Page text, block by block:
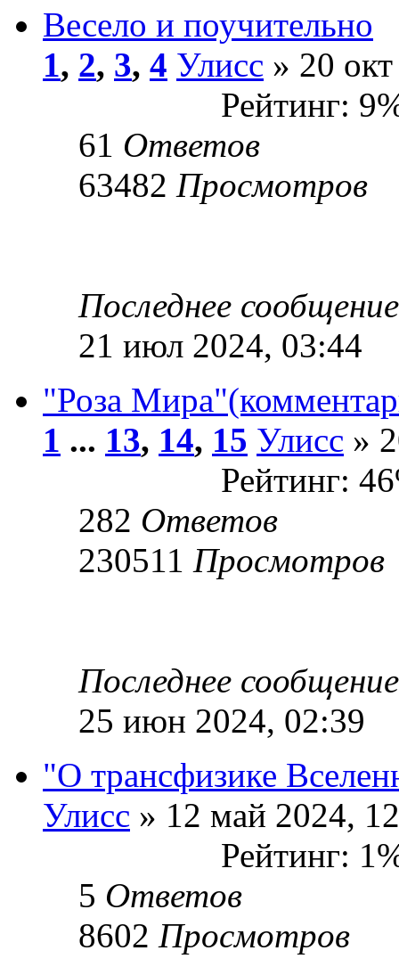
Весело и поучительно
1, 2, 3, 4 Улисс » 20
Рейтинг:
61 Ответов
63482 Просмотров
Последнее
21 июл 2024, 03:44
"Роза
1 ... 13, 14, 15 Улисс »
Рейтинг:
282 Ответов
230511 Просмотров
Последнее
25 июн 2024, 02:39
"О трансфизике
Улисс » 12 май 2024,
Рейтинг:
5 Ответов
8602 Просмотров